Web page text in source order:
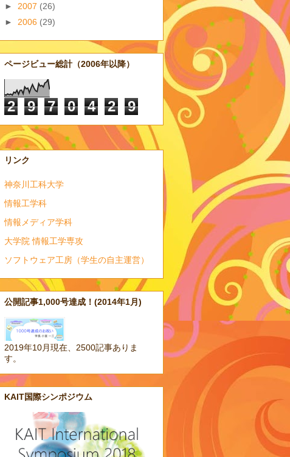
► 2007 (26)
► 2006 (29)
ページビュー総計（2006年以降）
2 9 7 0 4 2 9
リンク
神奈川工科大学
情報工学科
情報メディア学科
大学院 情報工学専攻
ソフトウェア工房（学生の自主運営）
公開記事1,000号達成！(2014年1月)
2019年10月現在、2500記事ありま
す。
KAIT国際シンポジウム